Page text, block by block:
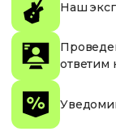
Наш
ответим